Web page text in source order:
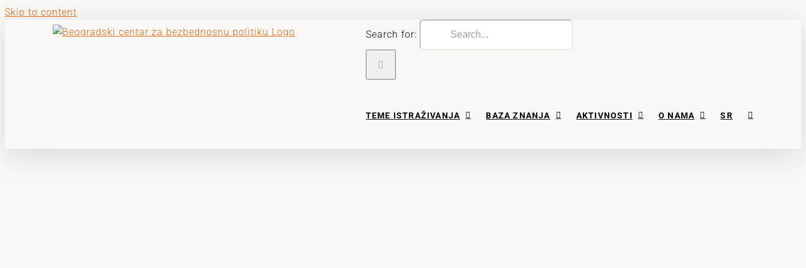
Skip to content
Search for:
TEME ISTRAŽIVANJA BAZA ZNANJA AKTIVNOSTI O NAMA SR